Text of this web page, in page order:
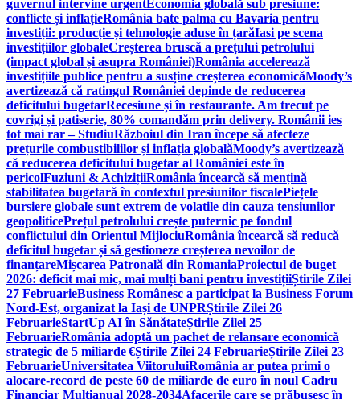
guvernul intervine urgentEconomia globală sub presiune:
conflicte și inflațieRomânia bate palma cu Bavaria pentru
investiții: producție și tehnologie aduse în țarăIasi pe scena
investițiilor globaleCreșterea bruscă a prețului petrolului
(impact global și asupra României)România accelerează
investițiile publice pentru a susține creșterea economicăMoody’s
avertizează că ratingul României depinde de reducerea
deficitului bugetarRecesiune și în restaurante. Am trecut pe
covrigi și patiserie, 80% comandăm prin delivery. Românii ies
tot mai rar – StudiuRăzboiul din Iran începe să afecteze
prețurile combustibililor și inflația globalăMoody’s avertizează
că reducerea deficitului bugetar al României este în
pericolFuziuni & AchizițiiRomânia încearcă să mențină
stabilitatea bugetară în contextul presiunilor fiscalePiețele
bursiere globale sunt extrem de volatile din cauza tensiunilor
geopoliticePrețul petrolului crește puternic pe fondul
conflictului din Orientul MijlociuRomânia încearcă să reducă
deficitul bugetar și să gestioneze creșterea nevoilor de
finanțareMișcarea Patronală din RomaniaProiectul de buget
2026: deficit mai mic, mai mulți bani pentru investițiiȘtirile Zilei
27 FebruarieBusiness Românesc a participat la Business Forum
Nord-Est, organizat la Iași de UNPRȘtirile Zilei 26
FebruarieStartUp AI în SănătateȘtirile Zilei 25
FebruarieRomânia adoptă un pachet de relansare economică
strategic de 5 miliarde €Știrile Zilei 24 FebruarieȘtirile Zilei 23
FebruarieUniversitatea ViitoruluiRomânia ar putea primi o
alocare-record de peste 60 de miliarde de euro în noul Cadru
Financiar Multianual 2028-2034Afacerile care se prăbușesc în